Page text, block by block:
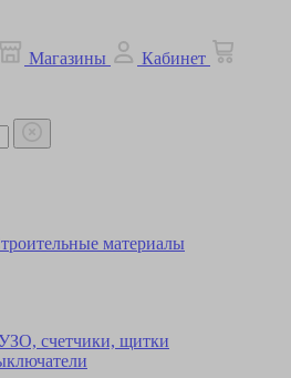
Магазины
Кабинет
материалы
счетчики, щитки